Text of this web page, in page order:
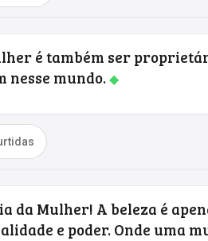
é também ser
nesse mundo.◆
da Mulher! A beleza é
e poder. Onde uma